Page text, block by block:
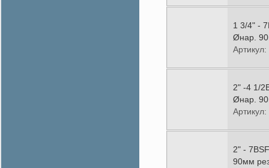
1 3/4" -
Øнар.
2" -4 1/
Øнар.
2" -
90мм